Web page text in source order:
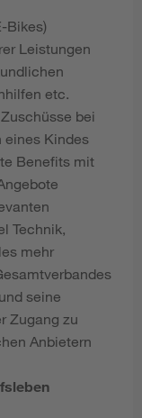
Bikes)
Leistungen
etc.
bei
eines Kindes
Benefits mit
Technik,
mehr
seine
Zugang zu
Anbietern